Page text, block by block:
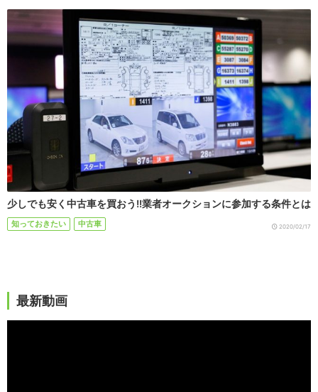
少しでも安く中古車を買おう!!業者オークションに参加する条件とは
知っておきたい 中古車 2020/02/17
最新動画